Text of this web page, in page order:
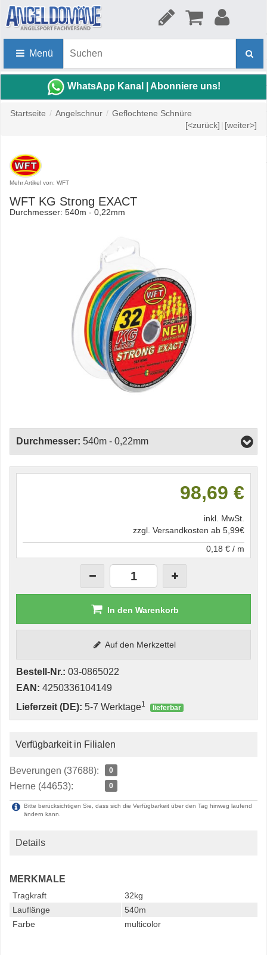
Menü
WhatsApp Kanal | Abonniere uns!
Startseite / Angelschnur / Geflochtene Schnüre
[<zurück] | [weiter>]
Mehr Artikel von: WFT
WFT KG Strong EXACT
Durchmesser: 540m - 0,22mm
Durchmesser: 540m - 0,22mm
98,69 €
inkl. MwSt.
zzgl. Versandkosten ab 5,99€
0,18 € / m
In den Warenkorb
Auf den Merkzettel
Bestell-Nr.: 03-0865022
EAN: 4250336104149
Lieferzeit (DE): 5-7 Werktage1 lieferbar
Verfügbarkeit in Filialen
Beverungen (37688): 0
Herne (44653): 0
Bitte berücksichtigen Sie, dass sich die Verfügbarkeit über den Tag hinweg laufend
ändern kann.
Details
MERKMALE
Tragkraft
32kg
Lauflänge
540m
Farbe
multicolor